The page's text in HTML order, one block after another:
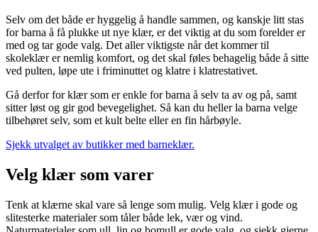
Selv om det både er hyggelig å handle sammen, og kanskje litt stas
for barna å få plukke ut nye klær, er det viktig at du som forelder er
med og tar gode valg. Det aller viktigste når det kommer til
skoleklær er nemlig komfort, og det skal føles behagelig både å sitte
ved pulten, løpe ute i friminuttet og klatre i klatrestativet.
Gå derfor for klær som er enkle for barna å selv ta av og på, samt
sitter løst og gir god bevegelighet. Så kan du heller la barna velge
tilbehøret selv, som et kult belte eller en fin hårbøyle.
Sjekk utvalget av butikker med barneklær.
Velg klær som varer
Tenk at klærne skal vare så lenge som mulig. Velg klær i gode og
slitesterke materialer som tåler både lek, vær og vind.